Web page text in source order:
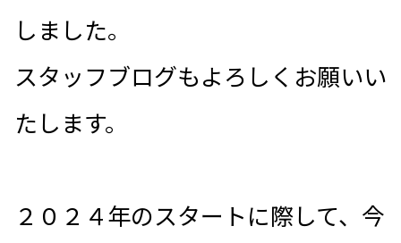
しました。
スタッフブログもよろしくお願いい
たします。
２０２４年のスタートに際して、今